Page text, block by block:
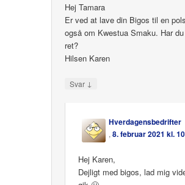
Hej Tamara
Er ved at lave din Bigos til en
også om Kwestua Smaku. Har
ret?
Hilsen Karen
Svar ↓
Hverdagensbedrifter
,8. februar 2021 kl.
Hej Karen,
Dejligt med bigos, lad mig